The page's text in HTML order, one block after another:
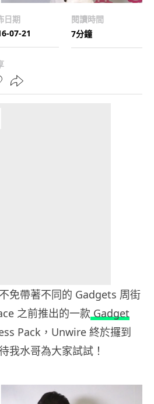
日期
07-21
閱讀時間
7分鐘
免帶著不同的 Gadgets 周街
之前推出的一款Gadget
Pack，Unwire 終於攞到
我水哥為大家試試！